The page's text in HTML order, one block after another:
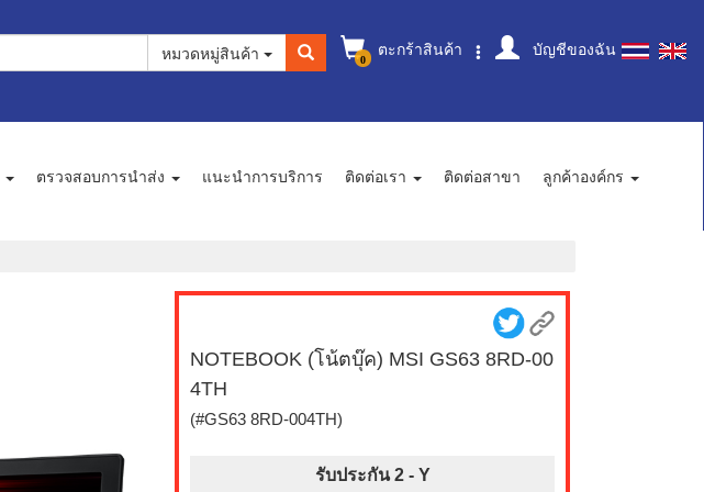
0 ตะกร้าสินค้า บัญชีของฉัน
หมวดหมู่สินค้า
ตรวจสอบการนำส่ง แนะนำการบริการ ติดต่อเรา ติดต่อสาขา
ลูกค้าองค์กร
NOTEBOOK (โน้ตบุ๊ค) MSI GS63 8RD-00
4TH
(#GS63 8RD-004TH)
รับประกัน 2 - Y